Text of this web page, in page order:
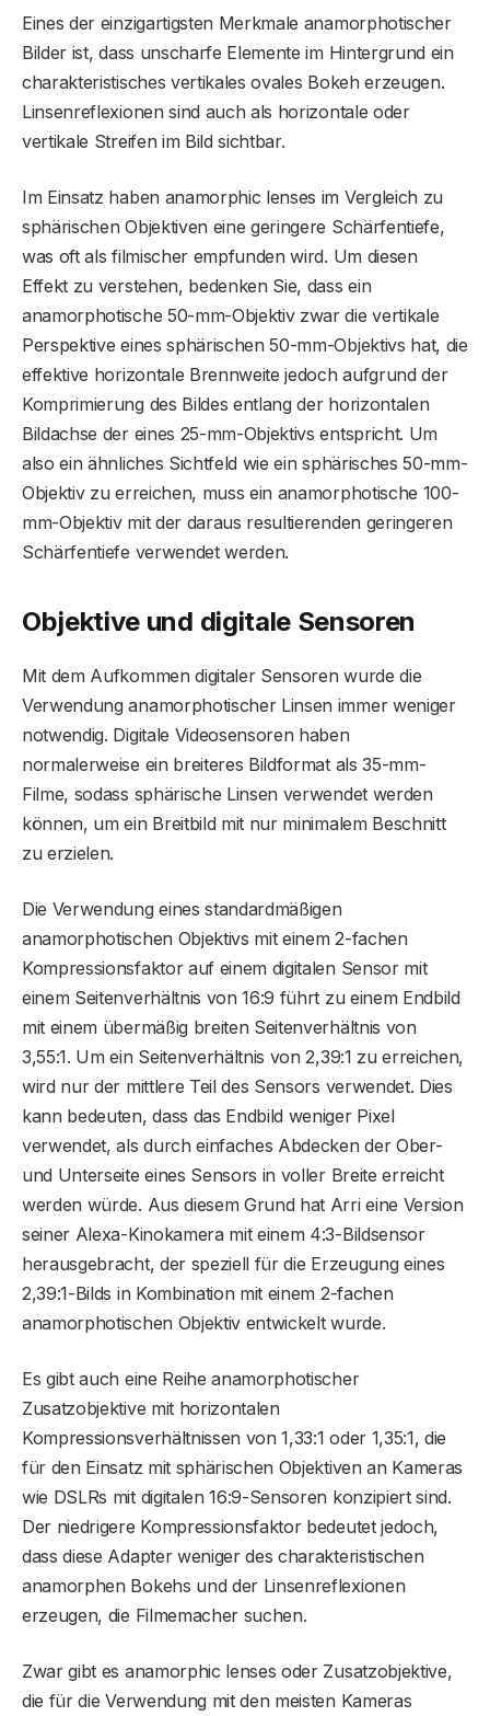
Eines der einzigartigsten Merkmale anamorphotischer
Bilder ist, dass unscharfe Elemente im Hintergrund ein
charakteristisches vertikales ovales Bokeh erzeugen.
Linsenreflexionen sind auch als horizontale oder
vertikale Streifen im Bild sichtbar.
Im Einsatz haben anamorphic lenses im Vergleich zu
sphärischen Objektiven eine geringere Schärfentiefe,
was oft als filmischer empfunden wird. Um diesen
Effekt zu verstehen, bedenken Sie, dass ein
anamorphotische 50-mm-Objektiv zwar die vertikale
Perspektive eines sphärischen 50-mm-Objektivs hat, die
effektive horizontale Brennweite jedoch aufgrund der
Komprimierung des Bildes entlang der horizontalen
Bildachse der eines 25-mm-Objektivs entspricht. Um
also ein ähnliches Sichtfeld wie ein sphärisches 50-mm-
Objektiv zu erreichen, muss ein anamorphotische 100-
mm-Objektiv mit der daraus resultierenden geringeren
Schärfentiefe verwendet werden.
Objektive und digitale Sensoren
Mit dem Aufkommen digitaler Sensoren wurde die
Verwendung anamorphotischer Linsen immer weniger
notwendig. Digitale Videosensoren haben
normalerweise ein breiteres Bildformat als 35-mm-
Filme, sodass sphärische Linsen verwendet werden
können, um ein Breitbild mit nur minimalem Beschnitt
zu erzielen.
Die Verwendung eines standardmäßigen
anamorphotischen Objektivs mit einem 2-fachen
Kompressionsfaktor auf einem digitalen Sensor mit
einem Seitenverhältnis von 16:9 führt zu einem Endbild
mit einem übermäßig breiten Seitenverhältnis von
3,55:1. Um ein Seitenverhältnis von 2,39:1 zu erreichen,
wird nur der mittlere Teil des Sensors verwendet. Dies
kann bedeuten, dass das Endbild weniger Pixel
verwendet, als durch einfaches Abdecken der Ober-
und Unterseite eines Sensors in voller Breite erreicht
werden würde. Aus diesem Grund hat Arri eine Version
seiner Alexa-Kinokamera mit einem 4:3-Bildsensor
herausgebracht, der speziell für die Erzeugung eines
2,39:1-Bilds in Kombination mit einem 2-fachen
anamorphotischen Objektiv entwickelt wurde.
Es gibt auch eine Reihe anamorphotischer
Zusatzobjektive mit horizontalen
Kompressionsverhältnissen von 1,33:1 oder 1,35:1, die
für den Einsatz mit sphärischen Objektiven an Kameras
wie DSLRs mit digitalen 16:9-Sensoren konzipiert sind.
Der niedrigere Kompressionsfaktor bedeutet jedoch,
dass diese Adapter weniger des charakteristischen
anamorphen Bokehs und der Linsenreflexionen
erzeugen, die Filmemacher suchen.
Zwar gibt es anamorphic lenses oder Zusatzobjektive,
die für die Verwendung mit den meisten Kameras